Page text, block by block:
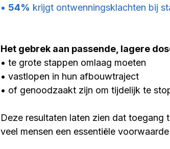
• 54% krijgt ontwenningsklachten bij
Het gebrek aan passende, lagere
• te grote stappen omlaag moeten
• vastlopen in hun afbouwtraject
• of genoodzaakt zijn om tijdelijk te
Deze resultaten laten zien dat toegang
veel mensen een essentiële